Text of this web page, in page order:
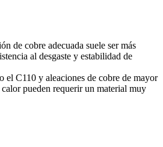
de cobre adecuada suele ser más
al desgaste y estabilidad de
el C110 y aleaciones de cobre de mayor
pueden requerir un material muy